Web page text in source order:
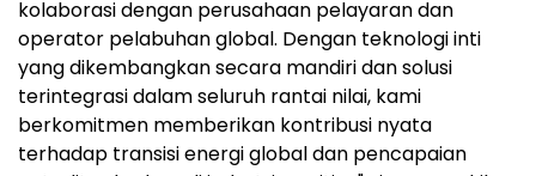
kolaborasi dengan perusahaan pelayaran dan
operator pelabuhan global. Dengan teknologi inti
yang dikembangkan secara mandiri dan solusi
terintegrasi dalam seluruh rantai nilai, kami
berkomitmen memberikan kontribusi nyata
terhadap transisi energi global dan pencapaian